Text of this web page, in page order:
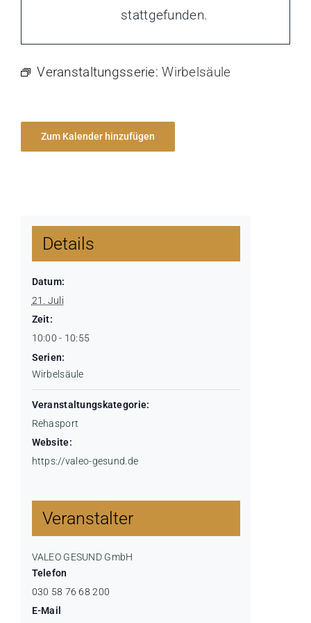
stattgefunden.
Veranstaltungsserie:Wirbelsäule
Zum Kalender hinzufügen
Details
Datum:
21. Juli
Zeit:
10:00 - 10:55
Serien:
Wirbelsäule
Veranstaltungskategorie:
Rehasport
Website:
https://valeo-gesund.de
Veranstalter
VALEO GESUND GmbH
Telefon
030 58 76 68 200
E-Mail